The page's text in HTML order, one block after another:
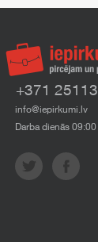
+371
info@iepirkumi.lv
Darba dienās